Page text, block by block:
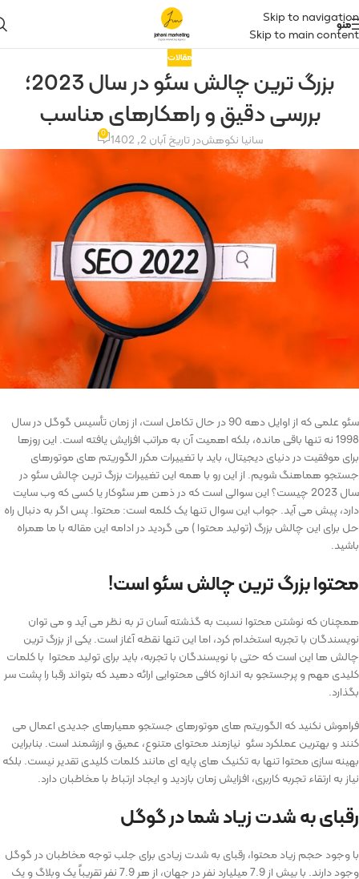
Skip to navigation
Skip to main content
منو
مقالات
بزرگ ترین چالش سئو در سال 2023؛
بررسی دقیق و راهکارهای مناسب
سانیا نکوهشدر تاریخ آبان 2, 1402 0
سئو علمی که از اوایل دهه 90 در حال تکامل است، از زمان تأسیس گوگل در سال
1998 نه تنها باقی مانده، بلکه اهمیت آن به مراتب افزایش یافته است. این روزها
برای موفقیت در دنیای دیجیتال، باید با تغییرات مکرر الگوریتم‌ های موتورهای
جستجو هماهنگ شویم. از این رو با همه این تغییرات بزرگ ترین چالش سئو در
سال 2023 چیست؟ این سوالی است که در ذهن هر سئوکار یا کسی که وب سایت
دارد، پیش می آید. جواب این سوال تنها یک کلمه است: محتوا. پس اگر به دنبال راه
حل برای این چالش بزرگ (تولید محتوا ) می گردید در ادامه این مقاله با ما همراه
باشید.
محتوا بزرگ ترین چالش سئو است!
همچنان که نوشتن محتوا نسبت به گذشته آسان ‌تر به نظر می ‌آید و می ‌توان
نویسندگان با تجربه استخدام کرد، اما این تنها نقطه آغاز است. یکی از بزرگ ‌ترین
چالش ‌ها این است که حتی با نویسندگان با تجربه، باید برای تولید محتوا با کلمات
کلیدی مهم و پرجستجو به اندازه کافی محتوایی ارائه دهید که بتواند رقبا را پشت سر
بگذارد.
فراموش نکنید که الگوریتم ‌های موتورهای جستجو معیارهای جدیدی اعمال می‌
کنند و بهترین عملکرد سئو نیازمند محتوای متنوع، عمیق و ارزشمند است. بنابراین
بهینه ‌سازی محتوا تنها به تکنیک‌ های پایه ‌ای مانند کلمات کلیدی تقدیر نیست. بلکه
نیاز به ارتقاء تجربه کاربری، افزایش زمان بازدید و ایجاد ارتباط با مخاطبان دارد.
رقبای به شدت زیاد شما در گوگل
با وجود حجم زیاد محتوا، رقبای به شدت زیادی برای جلب توجه مخاطبان در گوگل
وجود دارند. با بیش از 7.9 میلیارد نفر در جهان، از هر 7.9 نفر تقریباً یک وبلاگ و یک